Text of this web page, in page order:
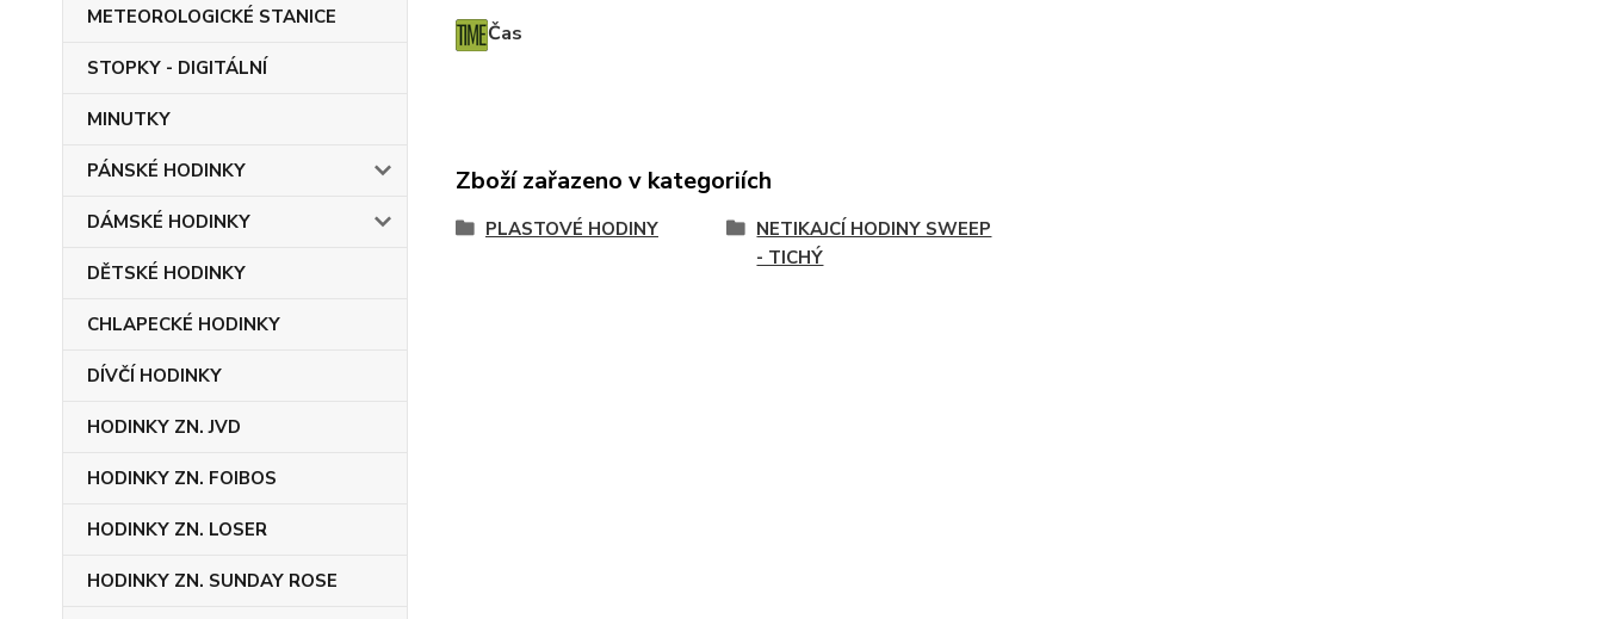
METEOROLOGICKÉ STANICE
STOPKY - DIGITÁLNÍ
MINUTKY
PÁNSKÉ HODINKY
DÁMSKÉ HODINKY
DĚTSKÉ HODINKY
CHLAPECKÉ HODINKY
DÍVČÍ HODINKY
HODINKY ZN. JVD
HODINKY ZN. FOIBOS
HODINKY ZN. LOSER
HODINKY ZN. SUNDAY ROSE
Čas
Zboží zařazeno v kategoriích
PLASTOVÉ HODINY
NETIKAJCÍ HODINY SWEEP
- TICHÝ